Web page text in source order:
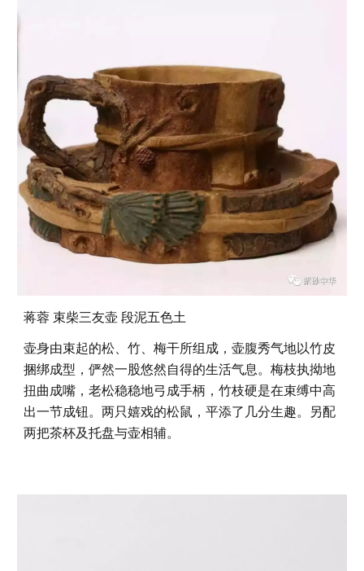
蒋蓉 束柴三友壶 段泥五色土
壶身由束起的松、竹、梅干所组成，壶腹秀气地以竹皮
捆绑成型，俨然一股悠然自得的生活气息。梅枝执拗地
扭曲成嘴，老松稳稳地弓成手柄，竹枝硬是在束缚中高
出一节成钮。两只嬉戏的松鼠，平添了几分生趣。另配
两把茶杯及托盘与壶相辅。